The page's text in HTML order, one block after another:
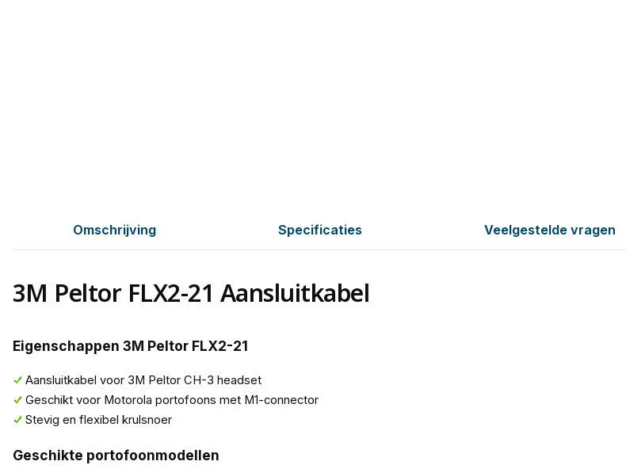
Omschrijving Specificaties Veelgestelde vragen
3M Peltor FLX2-21 Aansluitkabel
Eigenschappen 3M Peltor FLX2-21
Aansluitkabel voor 3M Peltor CH-3 headset
Geschikt voor Motorola portofoons met M1-connector
Stevig en flexibel krulsnoer
Geschikte portofoonmodellen